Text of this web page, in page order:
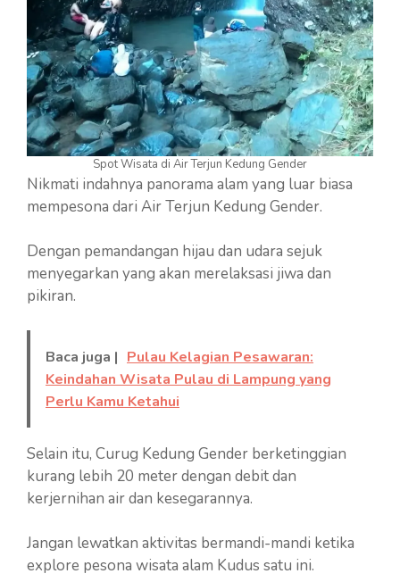
Spot Wisata di Air Terjun Kedung Gender
Nikmati indahnya panorama alam yang luar biasa
mempesona dari Air Terjun Kedung Gender.
Dengan pemandangan hijau dan udara sejuk
menyegarkan yang akan merelaksasi jiwa dan
pikiran.
Baca juga | Pulau Kelagian Pesawaran:
Keindahan Wisata Pulau di Lampung yang
Perlu Kamu Ketahui
Selain itu, Curug Kedung Gender berketinggian
kurang lebih 20 meter dengan debit dan
kerjernihan air dan kesegarannya.
Jangan lewatkan aktivitas bermandi-mandi ketika
explore pesona wisata alam Kudus satu ini.